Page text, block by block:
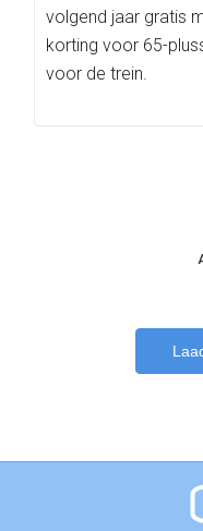
volgend jaar gratis
korting voor 65-
voor de trein.